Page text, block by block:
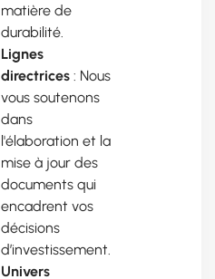
matière de
durabilité.
Lignes
directrices: Nous
vous soutenons
dans
l'élaboration et la
mise à jour des
documents qui
encadrent vos
décisions
d’investissement.
Univers